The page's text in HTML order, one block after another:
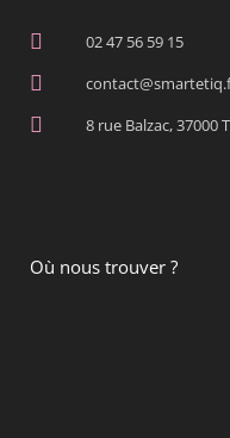
02 47 56 59 15
8 rue Balzac, 37000
Où nous trouver ?